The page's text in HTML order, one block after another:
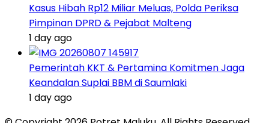
Kasus Hibah Rp12 Miliar Meluas, Polda Periksa
Pimpinan DPRD & Pejabat Malteng
1 day ago
Pemerintah KKT & Pertamina Komitmen Jaga
Keandalan Suplai BBM di Saumlaki
1 day ago